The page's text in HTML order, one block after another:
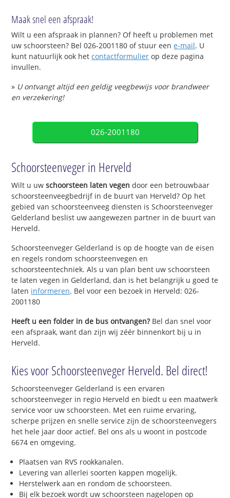
Maak snel een afspraak!
Wilt u een afspraak in plannen? Of heeft u problemen met
uw schoorsteen? Bel 026-2001180 of stuur eene-mail. U
kunt natuurlijk ook hetcontactformulier op deze pagina
invullen.
» U ontvangt altijd een geldig veegbewijs voor brandweer
en verzekering!
026-2001180
Schoorsteenveger in Herveld
Wilt u uwschoorsteen laten vegen door een betrouwbaar
schoorsteenveegbedrijf in de buurt van Herveld? Op het
gebied van schoorsteenveeg diensten is Schoorsteenveger
Gelderland beslist uw aangewezen partner in de buurt van
Herveld.
Schoorsteenveger Gelderland is op de hoogte van de eisen
en regels rondom schoorsteenvegen en
schoorsteentechniek. Als u van plan bent uw schoorsteen
te laten vegen in Gelderland, dan is het belangrijk u goed te
laten informeren. Bel voor een bezoek in Herveld: 026-
2001180
Heeft u een folder in de bus ontvangen?Bel dan snel voor
een afspraak, want dan zijn wij zéér binnenkort bij u in
Herveld.
Kies voor Schoorsteenveger Herveld. Bel direct!
Schoorsteenveger Gelderland is een ervaren
schoorsteenveger in regio Herveld en biedt u een maatwerk
service voor uw schoorsteen. Met een ruime ervaring,
scherpe prijzen en snelle service zijn de schoorsteenvegers
het hele jaar door actief. Bel ons als u woont in postcode
6674 en omgeving.
Plaatsen van RVS rookkanalen.
Levering van allerlei soorten kappen mogelijk.
Herstelwerk aan en rondom de schoorsteen.
Bij elk bezoek wordt uw schoorsteen nagelopen op